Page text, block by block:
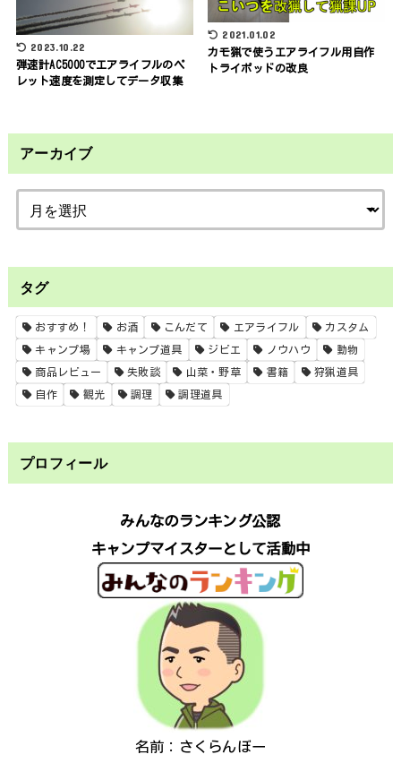
2023.10.22
弾速計AC5000でエアライフルのペ
レット速度を測定してデータ収集
2021.01.02
カモ猟で使うエアライフル用自作
トライポッドの改良
アーカイブ
タグ
おすすめ！ お酒 こんだて エアライフル カスタム
キャンプ場 キャンプ道具 ジビエ ノウハウ 動物
商品レビュー 失敗談 山菜・野草 書籍 狩猟道具
自作 観光 調理 調理道具
プロフィール
みんなのランキング公認
キャンプマイスターとして活動中
名前：さくらんぼー